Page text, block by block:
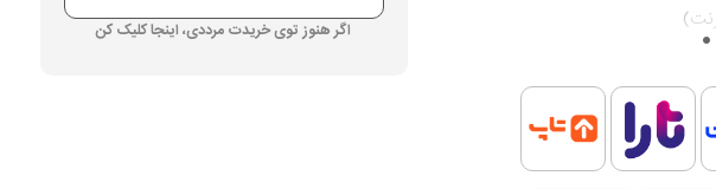
اگر هنوز توی خریدت مرددی، اینجا کلیک کن